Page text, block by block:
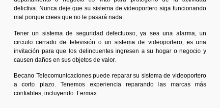
delictiva. Nunca deje que su sistema de videoportero siga funcionando
mal porque crees que no te pasará nada.
Tener un sistema de seguridad defectuoso, ya sea una alarma, un
circuito cerrado de televisión o un sistema de videoportero, es una
invitación para que los delincuentes ingresen a su hogar o negocio y
causen daños en sus objetos de valor.
Becano Telecomunicaciones puede reparar su sistema de videoportero
a corto plazo. Tenemos experiencia reparando las marcas más
confiables, incluyendo: Fermax…….